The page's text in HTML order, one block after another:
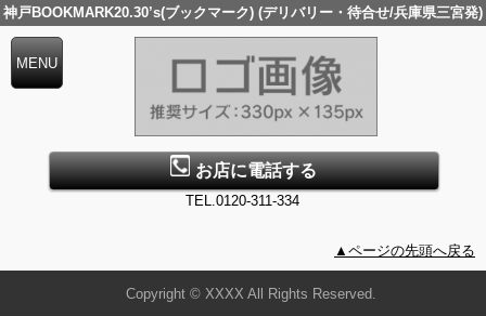
神戸BOOKMARK20.30’s(ブックマーク) (デリバリー・待合せ/兵庫県三宮発)
お店に電話する
TEL.0120-311-334
▲ページの先頭へ戻る
Copyright © XXXX All Rights Reserved.